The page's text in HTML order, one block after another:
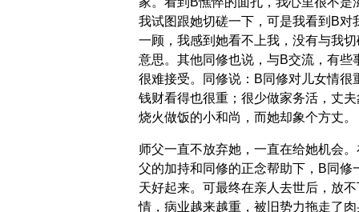
我试图跟她切磋一下，可是我看到B对
一顾，我感到她看不上我，没有与我切
意思。其他同修也说，与B交流，有些
很难接受。同修说：B同修对儿女情很
钱财看得也很重；很少做家务活，丈夫
烧火做饭的小和尚，而她却象个方丈。
师父一直不放弃她，一直在给她机会。
父的加持和同修的正念帮助下，B同修
天好起来。可最终在亲人去世后，放不
情，病业越来越重，被旧势力拖走了肉